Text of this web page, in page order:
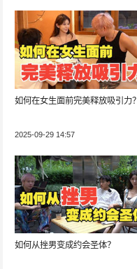
如何在女生面前完美释放吸引力？
2025-09-29 14:57
如何从挫男变成约会圣体？